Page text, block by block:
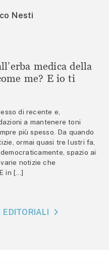
Nesti
medica della
me? E io ti
di recente e,
a mantenere toni
più spesso. Da quando
ormai quasi tre lustri fa,
spazio ai
notizie che
in […]
EDITORIALI